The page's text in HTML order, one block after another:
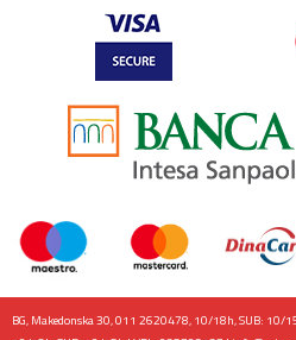
BG, Makedonska 30, 011 2620478, 10/18h, SUB: